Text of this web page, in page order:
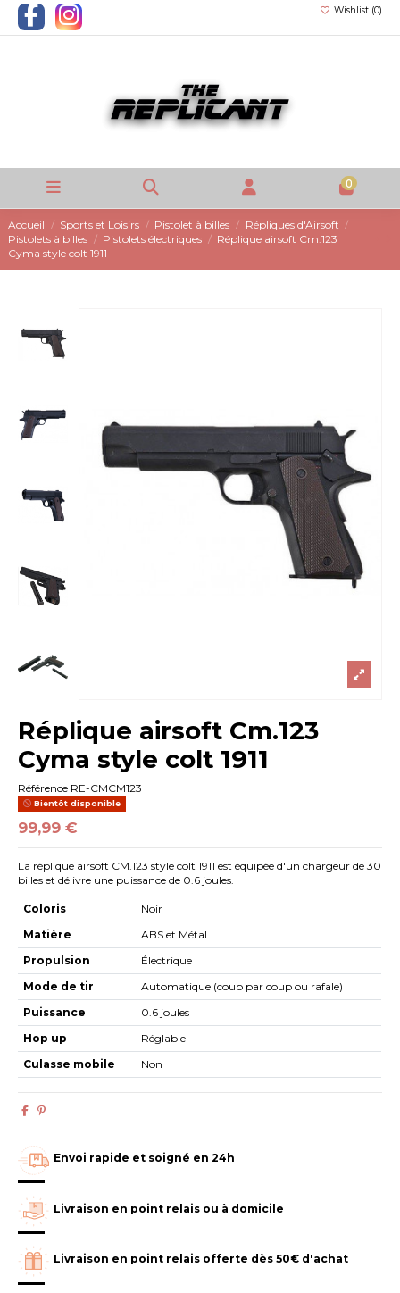
Wishlist (0)
0
Accueil Sports et Loisirs Pistolet à billes
Répliques d'Airsoft
Pistolets à billes
Pistolets électriques
Réplique airsoft Cm.123
Cyma style colt 1911
Réplique airsoft Cm.123
Cyma style colt 1911
Référence RE-CMCM123
Bientôt disponible
99,99 €
La réplique airsoft CM.123 style colt 1911 est équipée d'un chargeur de 30
billes et délivre une puissance de 0.6 joules.
Coloris
Noir
Matière
ABS et Métal
Propulsion
Électrique
Mode de tir
Automatique (coup par coup ou rafale)
Puissance
0.6 joules
Hop up
Réglable
Culasse mobile
Non
Envoi rapide et soigné en 24h
Livraison en point relais ou à domicile
Livraison en point relais offerte dès 50€ d'achat